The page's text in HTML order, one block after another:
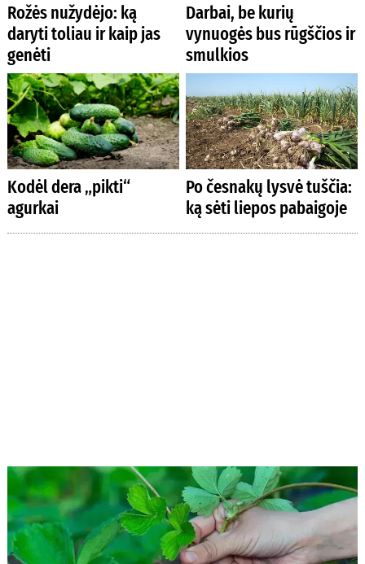
Rožės nužydėjo: ką
daryti toliau ir kaip jas
genėti
Darbai, be kurių
vynuogės bus rūgščios ir
smulkios
Kodėl dera „pikti“
agurkai
Po česnakų lysvė tuščia:
ką sėti liepos pabaigoje